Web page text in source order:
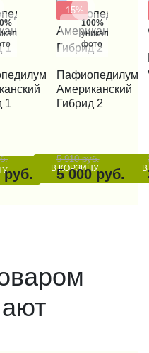
КЛИК
1
руб. В КОРЗИНУ
- 15%
100%
уникальные
фото
КУПИТЬ В 1 КЛИК
Пафиопедилум
Американский
Гибрид 2
5 910 руб.
5 000 руб.